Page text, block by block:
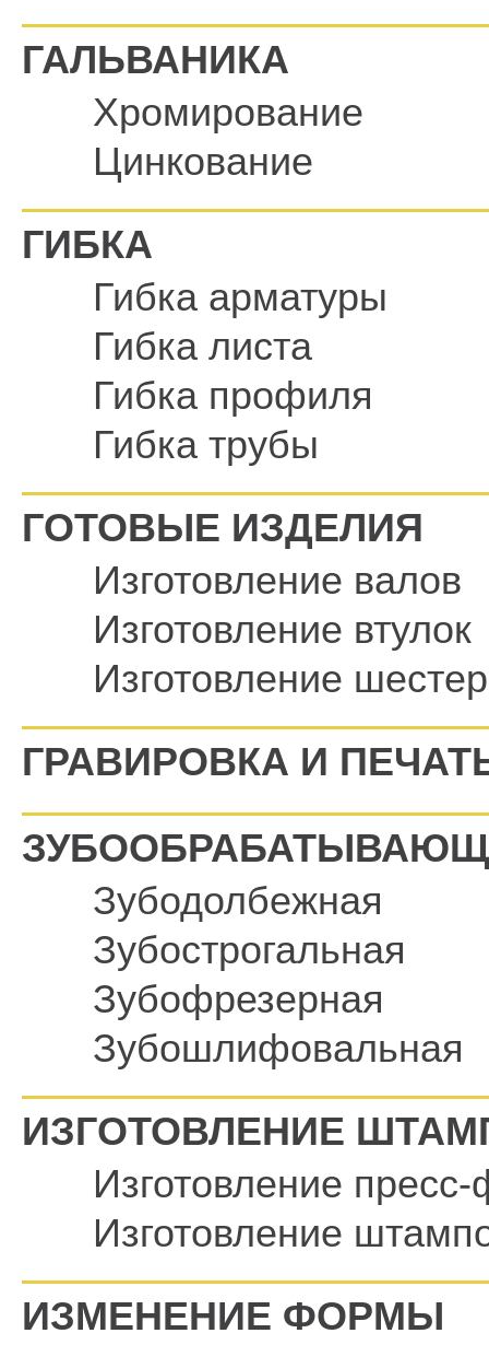
ГАЛЬВАНИКА
Хромирование
Цинкование
ГИБКА
Гибка арматуры
Гибка листа
Гибка профиля
Гибка трубы
ГОТОВЫЕ ИЗДЕЛИЯ
Изготовление валов
Изготовление втулок
Изготовление
ГРАВИРОВКА И
Зубодолбежная
Зубострогальная
Зубофрезерная
Зубошлифовальная
ИЗГОТОВЛЕНИЕ
Изготовление
Изготовление
ИЗМЕНЕНИЕ ФОРМЫ